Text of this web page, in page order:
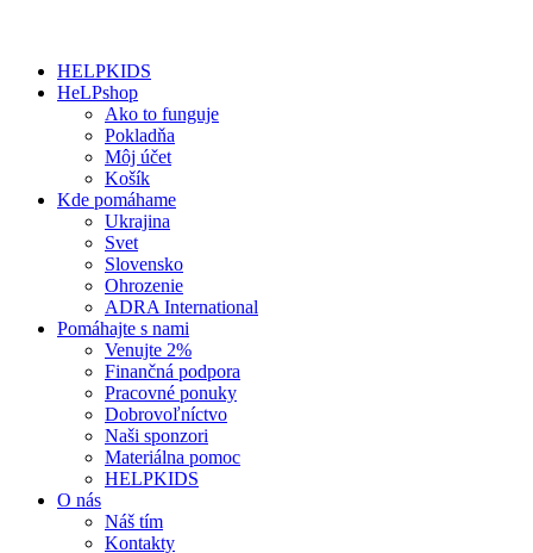
HELPKIDS
HeLPshop
Ako to funguje
Pokladňa
Môj účet
Košík
Kde pomáhame
Ukrajina
Svet
Slovensko
Ohrozenie
ADRA International
Pomáhajte s nami
Venujte 2%
Finančná podpora
Pracovné ponuky
Dobrovoľníctvo
Naši sponzori
Materiálna pomoc
HELPKIDS
O nás
Náš tím
Kontakty